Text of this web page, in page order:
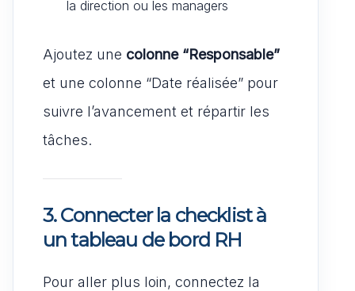
la direction ou les managers
Ajoutez une colonne “Responsable”
et une colonne “Date réalisée” pour
suivre l’avancement et répartir les
tâches.
3. Connecter la checklist à
un tableau de bord RH
Pour aller plus loin, connectez la